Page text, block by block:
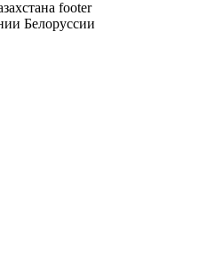
Белоруссии